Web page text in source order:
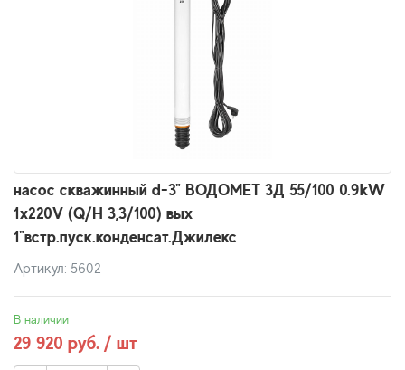
насос скважинный d-3" ВОДОМЕТ 3Д 55/100 0.9kW
1x220V (Q/H 3,3/100) вых
1"встр.пуск.конденсат.Джилекс
Артикул: 5602
В наличии
29 920 руб. / шт